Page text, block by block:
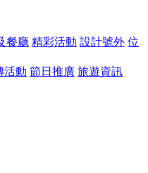
餐廳 精彩活動 設計號外 位
活動 節日推廣 旅遊資訊